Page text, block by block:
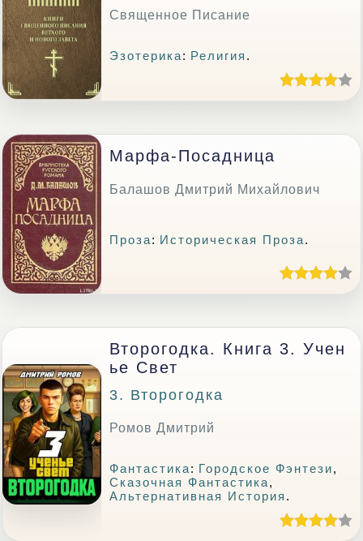
Священное Писание
Эзотерика: Религия .
Марфа-Посадница
Балашов Дмитрий Михайлович
Проза: Историческая Проза.
Второгодка. Книга 3. Учен
Ье Свет
3. Второгодка
Ромов Дмитрий
Фантастика: Городское Фэнтези,
Сказочная Фантастика,
Альтернативная История .